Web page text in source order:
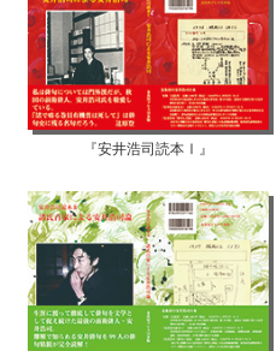
『安井浩司読本Ⅰ』